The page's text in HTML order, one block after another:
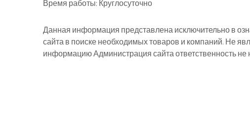
Время работы: Круглосуточно
Данная информация представлена исключительно в
сайта в поиске необходимых товаров и компаний. Не
информацию Администрация сайта ответственность не